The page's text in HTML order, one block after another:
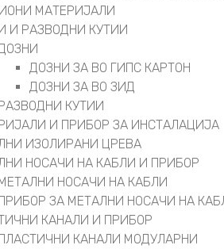
МАТЕРИЈАЛИ
И РАЗВОДНИ КУТИИ
ДОЗНИ ЗА ВО ГИПС КАРТОН
ДОЗНИ ЗА ВО ЗИД
КУТИИ
И ПРИБОР ЗА ИНСТАЛАЦИЈА
ИЗОЛИРАНИ ЦРЕВА
НОСАЧИ НА КАБЛИ И ПРИБОР
НОСАЧИ НА КАБЛИ
ЗА МЕТАЛНИ НОСАЧИ НА
КАНАЛИ И ПРИБОР
КАНАЛИ МОДУЛАРНИ